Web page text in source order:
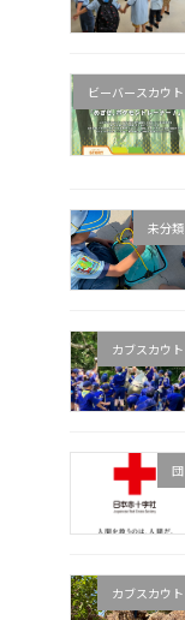
ビーバースカウト
未分類
カブスカウト
団
カブスカウト